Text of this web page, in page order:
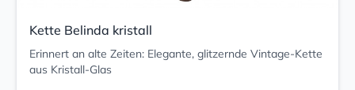
Kette Belinda kristall
Erinnert an alte Zeiten: Elegante, glitzernde Vintage-Kette
aus Kristall-Glas